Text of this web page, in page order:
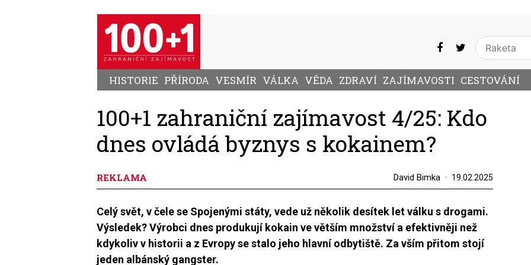
HISTORIE PŘÍRODA VESMÍR VÁLKA VĚDA ZDRAVÍ ZAJÍMAVOSTI CESTOVÁNÍ
100+1 zahraniční zajímavost 4/25: Kdo
dnes ovládá byznys s kokainem?
REKLAMA David Bimka 19.02.2025
Celý svět, v čele se Spojenými státy, vede už několik desítek let válku s drogami.
Výsledek? Výrobci dnes produkují kokain ve větším množství a efektivněji než
kdykoliv v historii a z Evropy se stalo jeho hlavní odbytiště. Za vším přitom stojí
jeden albánský gangster.